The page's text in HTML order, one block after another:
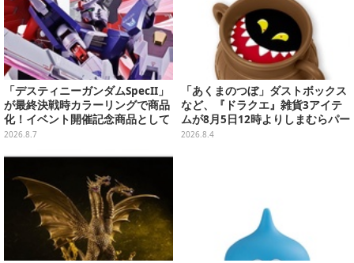
「デスティニーガンダムSpecII」
が最終決戦時カラーリングで商品
化！イベント開催記念商品として
METAL ROBOT魂に新登場
2026.8.7
「あくまのつぼ」ダストボックス
など、『ドラクエ』雑貨3アイテ
ムが8月5日12時よりしまむらパー
ク（オンラインストア）にて販
2026.8.4